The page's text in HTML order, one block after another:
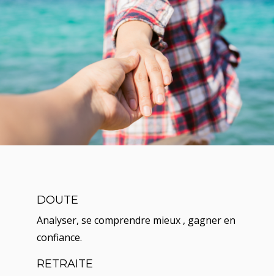
DOUTE
Analyser, se comprendre mieux , gagner en
confiance.
RETRAITE